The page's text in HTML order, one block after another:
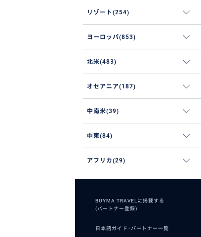
リゾート(254)
ヨーロッパ(853)
北米(483)
オセアニア(187)
中南米(39)
中東(84)
アフリカ(29)
BUYMA TRAVELに掲載する
(パートナー登録)
日本語ガイド･パートナー一覧